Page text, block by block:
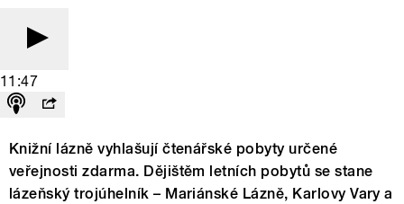
11:47
Knižní lázně vyhlašují čtenářské pobyty určené
veřejnosti zdarma. Dějištěm letních pobytů se stane
lázeňský trojúhelník – Mariánské Lázně, Karlovy Vary a